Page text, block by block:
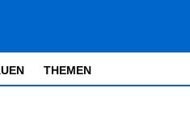
THEMEN